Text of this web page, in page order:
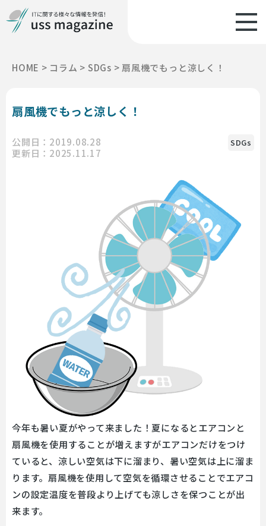
HOME > コラム > SDGs > 扇風機でもっと涼しく！
扇風機でもっと涼しく！
公開日：2019.08.28
更新日：2025.11.17
SDGs
今年も暑い夏がやって来ました！夏になるとエアコンと
扇風機を使用することが増えますがエアコンだけをつけ
ていると、涼しい空気は下に溜まり、暑い空気は上に溜ま
ります。扇風機を使用して空気を循環させることでエアコ
ンの設定温度を普段より上げても涼しさを保つことが出
来ます。